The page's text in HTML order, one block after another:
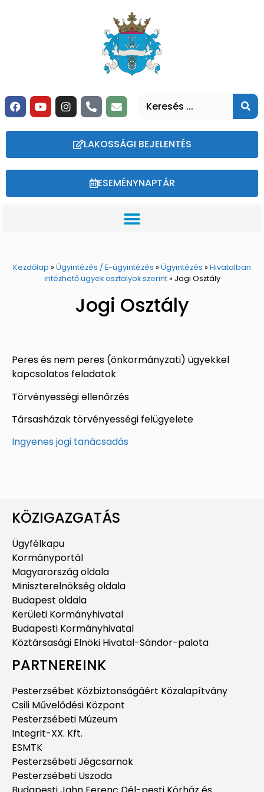
LAKOSSÁGI BEJELENTÉS
ESEMÉNYNAPTÁR
Kezdőlap » Ügyintézés / E-ügyintézés » Ügyintézés » Hivatalban
intézhető ügyek osztályok szerint» Jogi Osztály
Jogi Osztály
Peres és nem peres (önkormányzati) ügyekkel
kapcsolatos feladatok
Törvényességi ellenőrzés
Társasházak törvényességi felügyelete
Ingyenes jogi tanácsadás
KÖZIGAZGATÁS
Ügyfélkapu
Kormányportál
Magyarország oldala
Miniszterelnökség oldala
Budapest oldala
Kerületi Kormányhivatal
Budapesti Kormányhivatal
Köztársasági Elnöki Hivatal-Sándor-palota
PARTNEREINK
Pesterzsébet Közbiztonságáért Közalapítvány
Csili Művelődési Központ
Pesterzsébeti Múzeum
Integrit-XX. Kft.
ESMTK
Pesterzsébeti Jégcsarnok
Pesterzsébeti Uszoda